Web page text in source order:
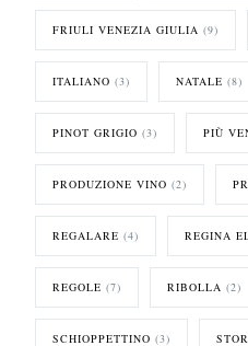
FRIULI VENEZIA GIULIA (9)
ITALIANO (3) NATALE (8)
PINOT GRIGIO (3) PIÙ
PRODUZIONE VINO (2)
REGALARE (4) REGINA
REGOLE (7) RIBOLLA (2)
SCHIOPPETTINO (3)